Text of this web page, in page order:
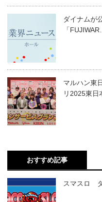
ダイナムが
「FUJIWAR…
マルハン東
リ2025東日
おすすめ記事
スマスロ